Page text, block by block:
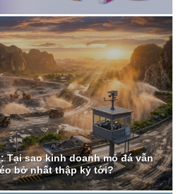
Tại sao kinh doanh mỏ đá vẫn
bở nhất thập kỷ tới?